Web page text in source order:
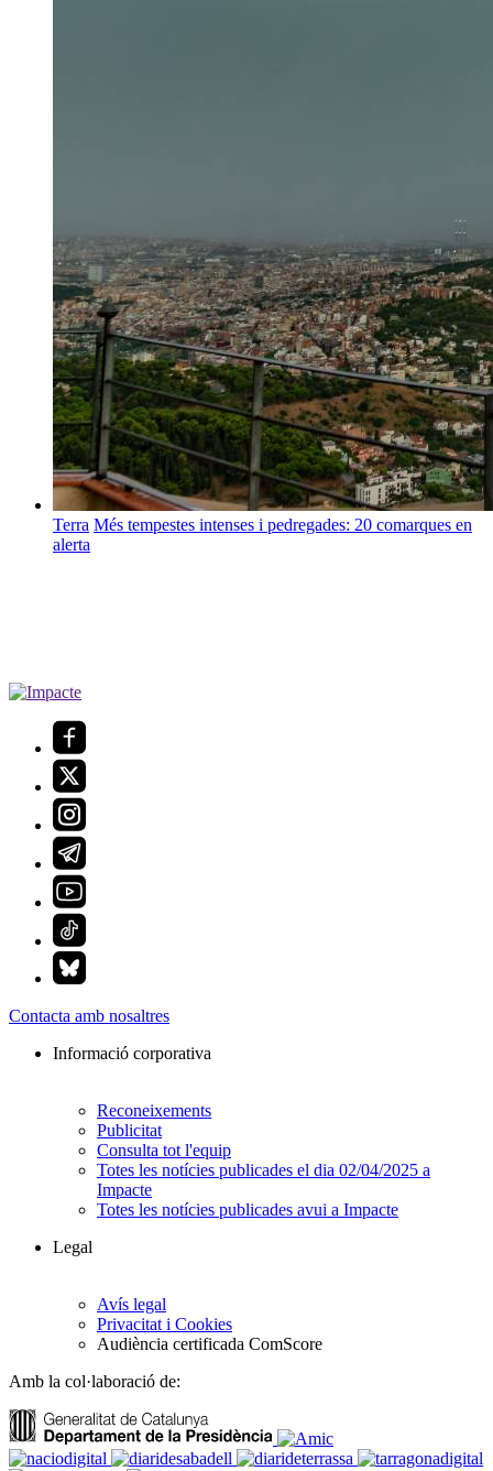
Terra Més tempestes intenses i pedregades: 20 comarques en
alerta
Contacta amb nosaltres
Informació corporativa
Reconeixements
Publicitat
Consulta tot l'equip
Totes les notícies publicades el dia 02/04/2025 a
Impacte
Totes les notícies publicades avui a Impacte
Legal
Avís legal
Privacitat i Cookies
Audiència certificada ComScore
Amb la col·laboració de: